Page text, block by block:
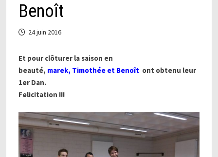
Benoît
24 juin 2016
Et pour clôturer la saison en
beauté, marek, Timothée et Benoîtont obtenu leur
1er Dan.
Felicitation !!!